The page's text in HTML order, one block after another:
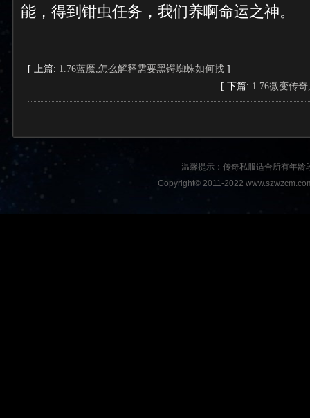
能，得到钳虫任务，我们养啊命运之神。
[ 上篇: 1.76蓝魔,怎么解释需要黑锷蜘蛛如何找 ]
[ 下篇: 1.76微变传
温馨提示：传奇私服适合所有年
Copyright© 2011-2022